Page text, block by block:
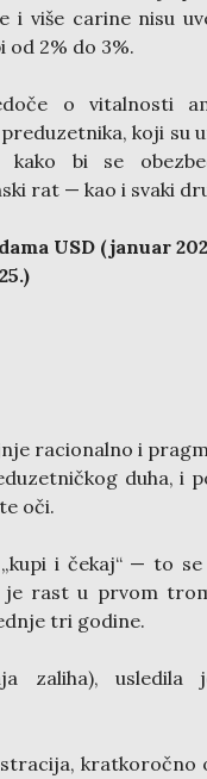
više carine nisu
od 2% do 3%.
o vitalnosti
koji su
kako bi se
rat — kao i svaki
USD (januar
racionalno i
duha, i
oči.
i čekaj“ — to
rast u prvom
tri godine.
zaliha), usledila
kratkoročno